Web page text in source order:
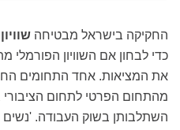
החקיקה בישראל מבטיחה
כדי לבחון אם השוויון הפורמלי
את המציאות. אחד התחומים
מהתחום הפרטי לתחום הציבורי
השתלבותן בשוק העבודה. 'נשים